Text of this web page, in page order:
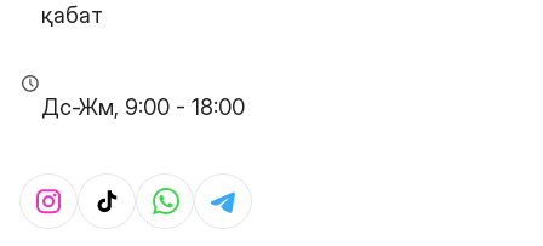
қабат
Дс-Жм, 9:00 - 18:00